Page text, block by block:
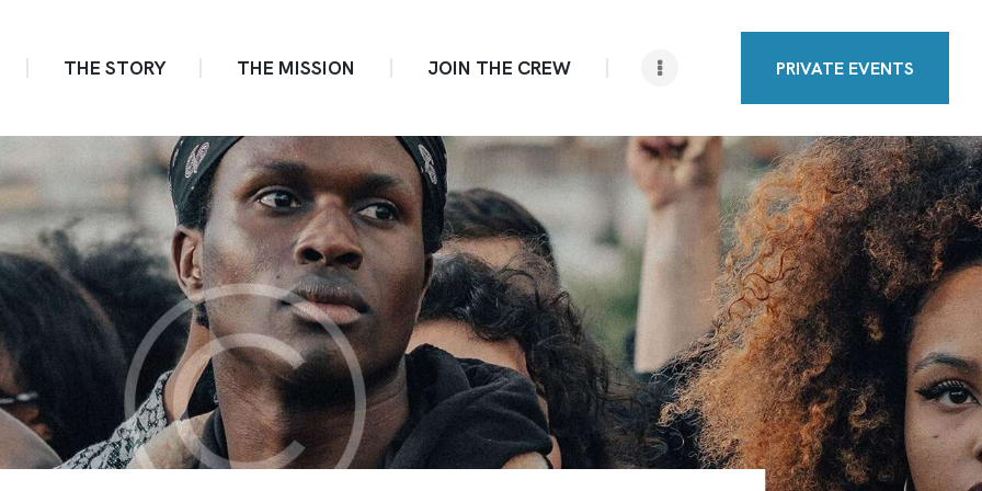
THE STORY THE MISSION JOIN THE CREW PRIVATE EVENTS